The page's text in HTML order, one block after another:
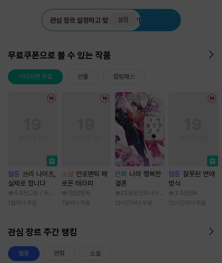
관심 장르 설정하고 맞춤 추천 받기
설정
무료쿠폰으로 볼 수 있는 작품
기다리면 무료 선물 점핑패스
웹툰 쓰리 나이츠,
실제로 합니다
5.8천 고토 / 두나래
1일마다 무료
소설 언로맨틱 페
로몬 테라피
1천 망랑독
1일마다 무료
만화 나의 행복한
결혼
13.8만 코우사카 리토 / 아기토기 아쿠미
12시간마다 무료
웹툰 잘못된 연애
방식
3.9만 SIK
12시간마다 무료
관심 장르 주간 랭킹
웹툰 만화 소설